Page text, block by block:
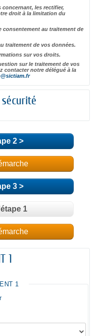
concernant, les rectifier,
droit à la limitation du
consentement au traitement de
traitement de vos données.
sur vos droits.
sur le traitement de vos
contacter notre délégué à la
2 >
3 >
1
1
1